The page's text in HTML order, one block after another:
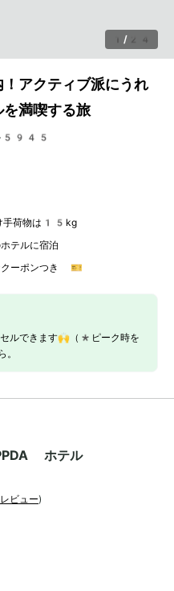
1 / 24
アクティブ派にうれ
を満喫する旅
5945
手荷物は15kg
テルに宿泊
クーポンつき 🎫
ルできます🙌（*ピーク時を
。
ホテル
ュー)